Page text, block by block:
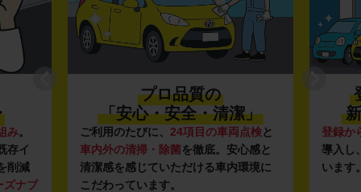
み。
存イ
削減
ズナブ
プロ品質の
「安心・安全・清潔」
ご利用のたびに、 24項目の車両点検と
車内外の清掃・除菌を徹底。安心感と
清潔感を感じていただける車内環境に
こだわっています。
登録か
導入し
います